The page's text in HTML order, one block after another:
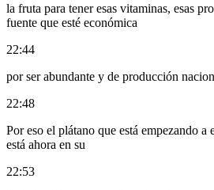
la fruta para tener esas vitaminas, esas
fuente que esté económica
22:44
por ser abundante y de producción
22:48
Por eso el plátano que está empezando a
está ahora en su
22:53